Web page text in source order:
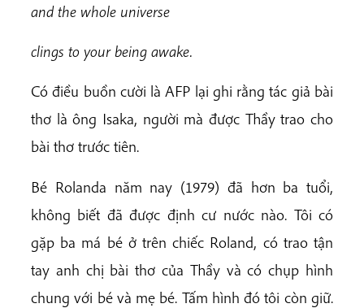
and the whole universe
clings to your being awake.
Có điều buồn cười là AFP lại ghi rằng tác giả bài
thơ là ông Isaka, người mà được Thầy trao cho
bài thơ trước tiên.
Bé Rolanda năm nay (1979) đã hơn ba tuổi,
không biết đã được định cư nước nào. Tôi có
gặp ba má bé ở trên chiếc Roland, có trao tận
tay anh chị bài thơ của Thầy và có chụp hình
chung với bé và mẹ bé. Tấm hình đó tôi còn giữ.